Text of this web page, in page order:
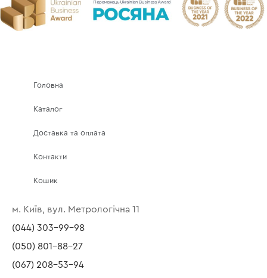
Головна
Каталог
Доставка та оплата
Контакти
Кошик
м. Київ, вул. Метрологічна 11
(044) 303-99-98
(050) 801-88-27
(067) 208-53-94